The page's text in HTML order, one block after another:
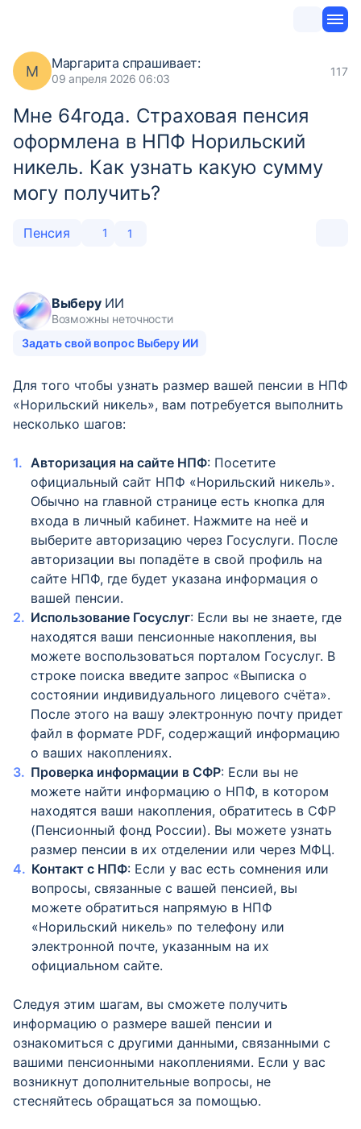
М Маргарита спрашивает:
09 апреля 2026 06:03
117
Мне 64года. Страховая пенсия
оформлена в НПФ Норильский
никель. Как узнать какую сумму
могу получить?
Пенсия 1 1
ВыберуИИ
Возможны неточности
Задать свой вопрос Выберу ИИ
Для того чтобы узнать размер вашей пенсии в НПФ
«Норильский никель», вам потребуется выполнить
несколько шагов:
Авторизация на сайте НПФ: Посетите
официальный сайт НПФ «Норильский никель».
Обычно на главной странице есть кнопка для
входа в личный кабинет. Нажмите на неё и
выберите авторизацию через Госуслуги. После
авторизации вы попадёте в свой профиль на
сайте НПФ, где будет указана информация о
вашей пенсии.
Использование Госуслуг: Если вы не знаете, где
находятся ваши пенсионные накопления, вы
можете воспользоваться порталом Госуслуг. В
строке поиска введите запрос «Выписка о
состоянии индивидуального лицевого счёта».
После этого на вашу электронную почту придет
файл в формате PDF, содержащий информацию
о ваших накоплениях.
Проверка информации в СФР: Если вы не
можете найти информацию о НПФ, в котором
находятся ваши накопления, обратитесь в СФР
(Пенсионный фонд России). Вы можете узнать
размер пенсии в их отделении или через МФЦ.
Контакт с НПФ: Если у вас есть сомнения или
вопросы, связанные с вашей пенсией, вы
можете обратиться напрямую в НПФ
«Норильский никель» по телефону или
электронной почте, указанным на их
официальном сайте.
Следуя этим шагам, вы сможете получить
информацию о размере вашей пенсии и
ознакомиться с другими данными, связанными с
вашими пенсионными накоплениями. Если у вас
возникнут дополнительные вопросы, не
стесняйтесь обращаться за помощью.